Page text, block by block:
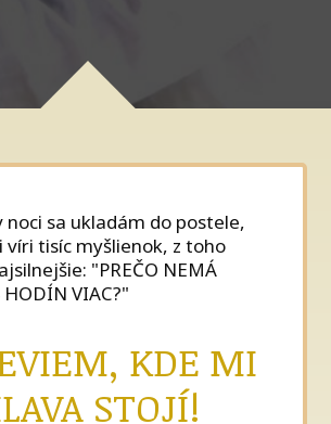
noci sa ukladám do postele,
víri tisíc myšlienok, z toho
"PREČO NEMÁ
VIAC?"
KDE MI
STOJÍ!